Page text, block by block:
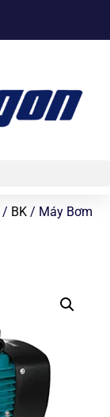
/ BK / Máy Bơm